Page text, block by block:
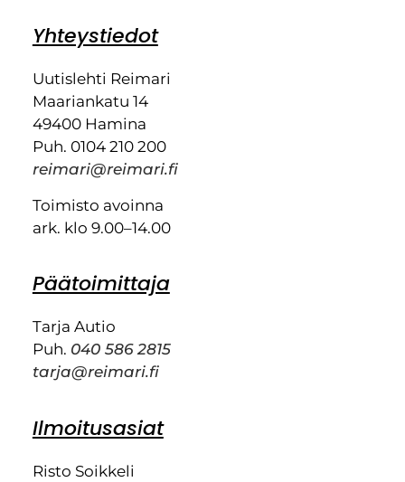
Yhteystiedot
Uutislehti Reimari
Maariankatu 14
49400 Hamina
Puh. 0104 210 200
reimari@reimari.fi
Toimisto avoinna
ark. klo 9.00–14.00
Päätoimittaja
Tarja Autio
Puh. 040 586 2815
tarja@reimari.fi
Ilmoitusasiat
Risto Soikkeli